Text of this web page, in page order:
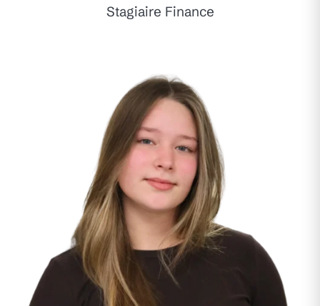
Stagiaire Finance